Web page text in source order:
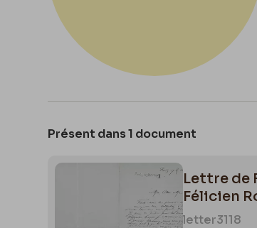
Présent dans 1 document
Lettre de
Félicien
letter3118